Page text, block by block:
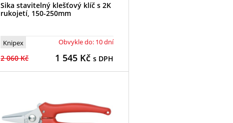
Sika stavitelný klešťový klíč s 2K
rukojetí, 150-250mm
Knipex Obvykle do: 10 dní
2 060 Kč 1 545 Kčs DPH